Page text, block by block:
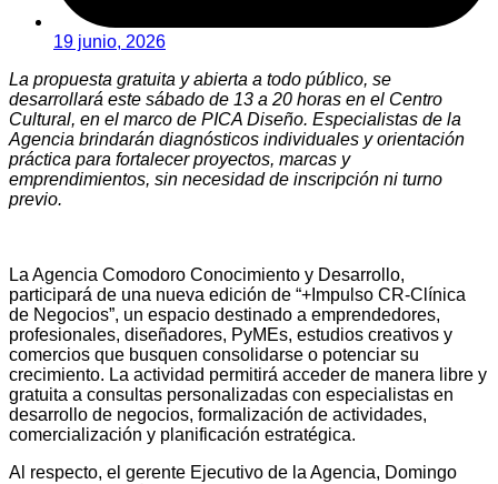
19 junio, 2026
La propuesta gratuita y abierta a todo público, se
desarrollará este sábado de 13 a 20 horas en el Centro
Cultural, en el marco de PICA Diseño. Especialistas de la
Agencia brindarán diagnósticos individuales y orientación
práctica para fortalecer proyectos, marcas y
emprendimientos, sin necesidad de inscripción ni turno
previo.
La Agencia Comodoro Conocimiento y Desarrollo,
participará de una nueva edición de “+Impulso CR-Clínica
de Negocios”, un espacio destinado a emprendedores,
profesionales, diseñadores, PyMEs, estudios creativos y
comercios que busquen consolidarse o potenciar su
crecimiento. La actividad permitirá acceder de manera libre y
gratuita a consultas personalizadas con especialistas en
desarrollo de negocios, formalización de actividades,
comercialización y planificación estratégica.
Al respecto, el gerente Ejecutivo de la Agencia, Domingo